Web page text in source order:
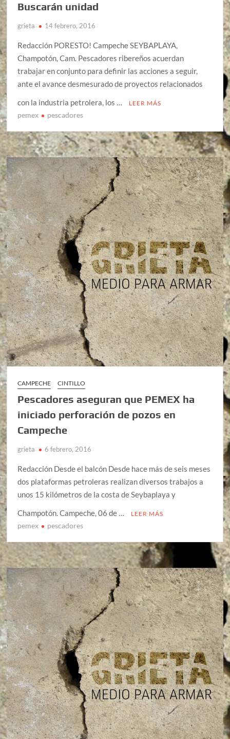
Buscarán unidad
grieta 14 febrero, 2016
Redacción PORESTO! Campeche SEYBAPLAYA,
Champotón, Cam. Pescadores ribereños acuerdan
trabajar en conjunto para definir las acciones a seguir,
ante el avance desmesurado de proyectos relacionados
con la industria petrolera, los …
LEER MÁS
pemex pescadores
CAMPECHE CINTILLO
Pescadores aseguran que PEMEX ha
iniciado perforación de pozos en
Campeche
grieta 6 febrero, 2016
Redacción Desde el balcón Desde hace más de seis meses
dos plataformas petroleras realizan diversos trabajos a
unos 15 kilómetros de la costa de Seybaplaya y
Champotón. Campeche, 06 de …
LEER MÁS
pemex pescadores